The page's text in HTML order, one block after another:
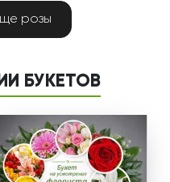
розы
БУКЕТОВ